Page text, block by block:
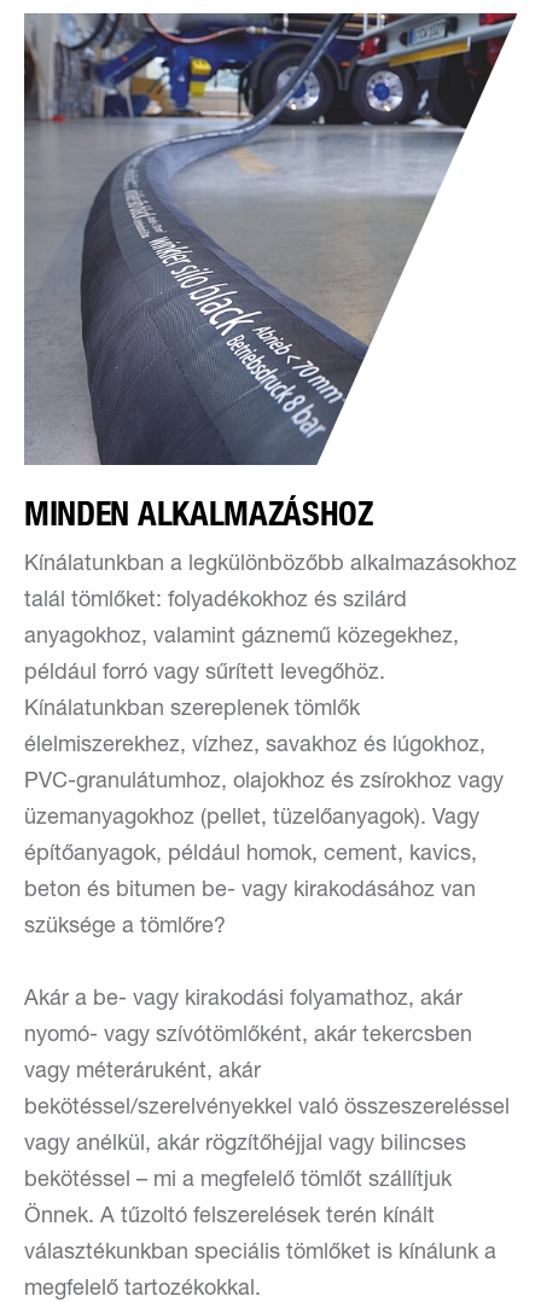
MINDEN ALKALMAZÁSHOZ
Kínálatunkban a legkülönbözőbb alkalmazásokhoz
talál tömlőket: folyadékokhoz és szilárd
anyagokhoz, valamint gáznemű közegekhez,
például forró vagy sűrített levegőhöz.
Kínálatunkban szereplenek tömlők
élelmiszerekhez, vízhez, savakhoz és lúgokhoz,
PVC-granulátumhoz, olajokhoz és zsírokhoz vagy
üzemanyagokhoz (pellet, tüzelőanyagok). Vagy
építőanyagok, például homok, cement, kavics,
beton és bitumen be- vagy kirakodásához van
szüksége a tömlőre?
Akár a be- vagy kirakodási folyamathoz, akár
nyomó- vagy szívótömlőként, akár tekercsben
vagy méteráruként, akár
bekötéssel/szerelvényekkel való összeszereléssel
vagy anélkül, akár rögzítőhéjjal vagy bilincses
bekötéssel – mi a megfelelő tömlőt szállítjuk
Önnek. A tűzoltó felszerelések terén kínált
választékunkban speciális tömlőket is kínálunk a
megfelelő tartozékokkal.